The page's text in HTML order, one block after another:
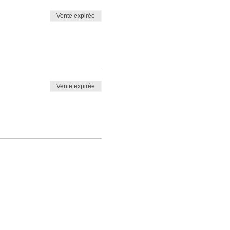
Vente expirée
Vente expirée